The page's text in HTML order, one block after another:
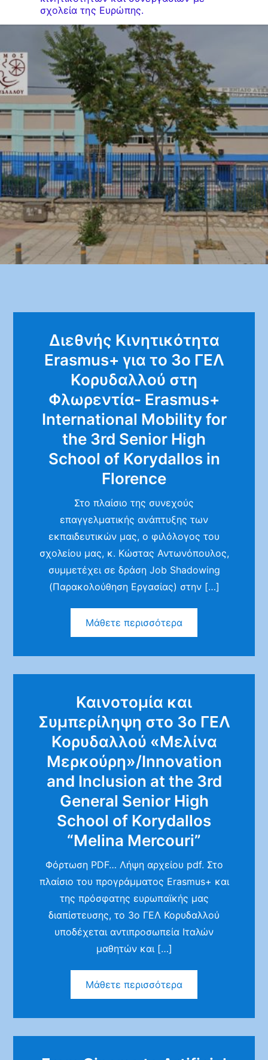
σχολεία της Ευρώπης.
Διεθνής Κινητικότητα
Erasmus+ για το 3ο ΓΕΛ
Κορυδαλλού στη
Φλωρεντία- Erasmus+
International Mobility for
the 3rd Senior High
School of Korydallos in
Florence
Στο πλαίσιο της συνεχούς
επαγγελματικής ανάπτυξης των
εκπαιδευτικών μας, ο φιλόλογος του
σχολείου μας, κ. Κώστας Αντωνόπουλος,
συμμετέχει σε δράση Job Shadowing
(Παρακολούθηση Εργασίας) στην […]
Μάθετε περισσότερα
Καινοτομία και
Συμπερίληψη στο 3ο ΓΕΛ
Κορυδαλλού «Μελίνα
Μερκούρη»/Innovation
and Inclusion at the 3rd
General Senior High
School of Korydallos
“Melina Mercouri”
Φόρτωση PDF… Λήψη αρχείου pdf. Στο
πλαίσιο του προγράμματος Erasmus+ και
της πρόσφατης ευρωπαϊκής μας
διαπίστευσης, το 3ο ΓΕΛ Κορυδαλλού
υποδέχεται αντιπροσωπεία Ιταλών
μαθητών και […]
Μάθετε περισσότερα